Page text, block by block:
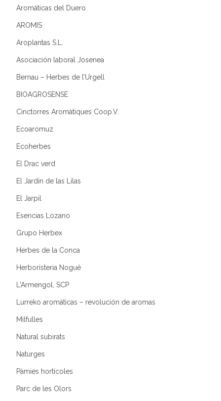
Aromáticas del Duero
AROMIS
Aroplantas S.L.
Asociación laboral Josenea
Bernau – Herbes de l’Urgell
BIOAGROSENSE
Cinctorres Aromàtiques Coop.V.
Ecoaromuz
Ecoherbes
El Drac verd
El Jardín de las Lilas
El Jarpil
Esencias Lozano
Grupo Herbex
Herbes de la Conca
Herboristeria Nogué
L'Armengol, SCP
Lurreko aromáticas – revolución de aromas
Milfulles
Natural subirats
Naturges
Pàmies hortícoles
Parc de les Olors